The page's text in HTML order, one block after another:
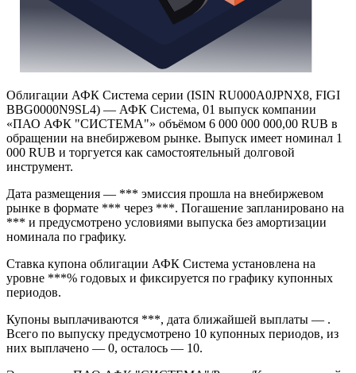
Облигации АФК Система серии (ISIN RU000A0JPNX8, FIGI
BBG0000N9SL4) — АФК Система, 01 выпуск компании
«ПАО АФК "СИСТЕМА"» объёмом 6 000 000 000,00 RUB в
обращении на внебиржевом рынке. Выпуск имеет номинал 1
000 RUB и торгуется как самостоятельный долговой
инструмент.
Дата размещения — *** эмиссия прошла на внебиржевом
рынке в формате *** через ***. Погашение запланировано на
*** и предусмотрено условиями выпуска без амортизации
номинала по графику.
Ставка купона облигации АФК Система установлена на
уровне ***% годовых и фиксируется по графику купонных
периодов.
Купоны выплачиваются ***, дата ближайшей выплаты — .
Всего по выпуску предусмотрено 10 купонных периодов, из
них выплачено — 0, осталось — 10.